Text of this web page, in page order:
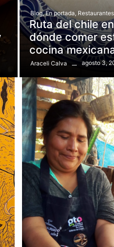
Blog, En portada, Restaurantes
Ruta del chile
dónde comer
cocina
Araceli Calva agosto 3,